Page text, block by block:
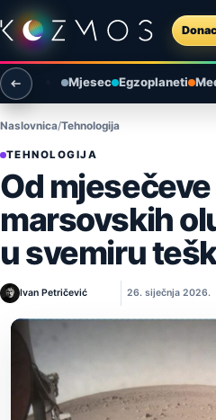
Preskoči na sadržaj
Otvori izbornik
Otvori pretragu
Mjesec Egzoplaneti
Naslovnica Tehnologija
TEHNOLOGIJA
Od
marsovskih
u svemiru
Ivan Petričević 26. siječnja 2026.